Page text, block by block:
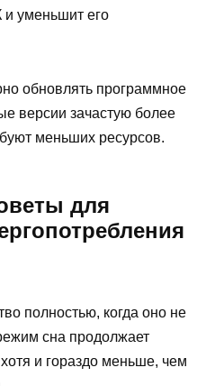
и уменьшит его
обновлять программное
версии зачастую более
меньших ресурсов.
для
полностью, когда оно не
сна продолжает
и гораздо меньше, чем